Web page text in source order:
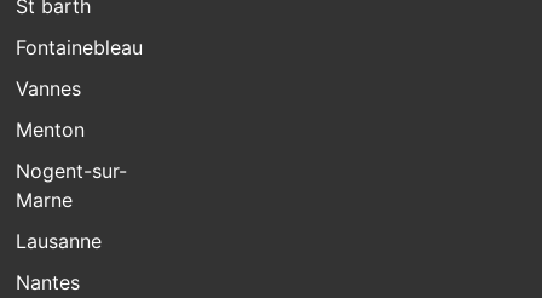
St barth
Fontainebleau
Vannes
Menton
Nogent-sur-
Marne
Lausanne
Nantes